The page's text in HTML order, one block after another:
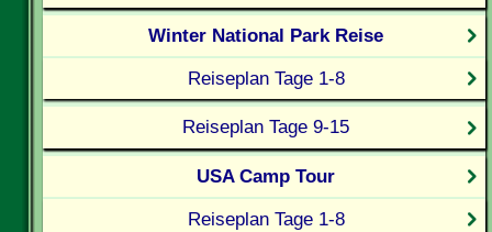
Winter National Park Reise
Reiseplan Tage 1-8
Reiseplan Tage 9-15
USA Camp Tour
Reiseplan Tage 1-8